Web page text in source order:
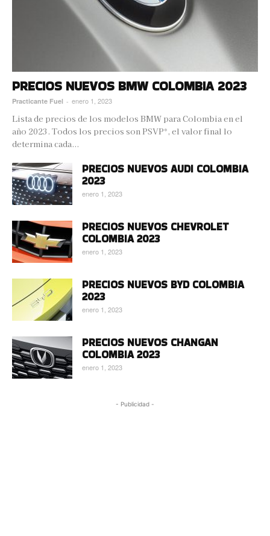
PRECIOS NUEVOS BMW COLOMBIA 2023
Practicante Fuel - enero 1, 2023
Lista de precios de los modelos BMW para Colombia en el
año 2023. Todos los precios son PSVP*, el valor final lo
determina cada...
PRECIOS NUEVOS AUDI COLOMBIA
2023
enero 1, 2023
PRECIOS NUEVOS CHEVROLET
COLOMBIA 2023
enero 1, 2023
PRECIOS NUEVOS BYD COLOMBIA
2023
enero 1, 2023
PRECIOS NUEVOS CHANGAN
COLOMBIA 2023
enero 1, 2023
- Publicidad -